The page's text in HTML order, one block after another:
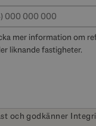
och godkänner